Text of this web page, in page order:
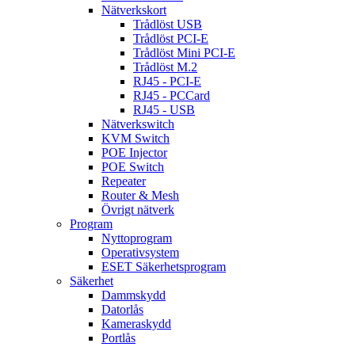
Nätverkskort
Trådlöst USB
Trådlöst PCI-E
Trådlöst Mini PCI-E
Trådlöst M.2
RJ45 - PCI-E
RJ45 - PCCard
RJ45 - USB
Nätverkswitch
KVM Switch
POE Injector
POE Switch
Repeater
Router & Mesh
Övrigt nätverk
Program
Nyttoprogram
Operativsystem
ESET Säkerhetsprogram
Säkerhet
Dammskydd
Datorlås
Kameraskydd
Portlås